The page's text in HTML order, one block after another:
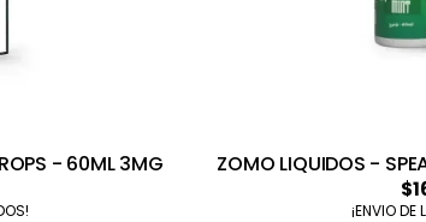
- 60ML 3MG ZOMO LIQUIDOS -
¡ENVIO DE